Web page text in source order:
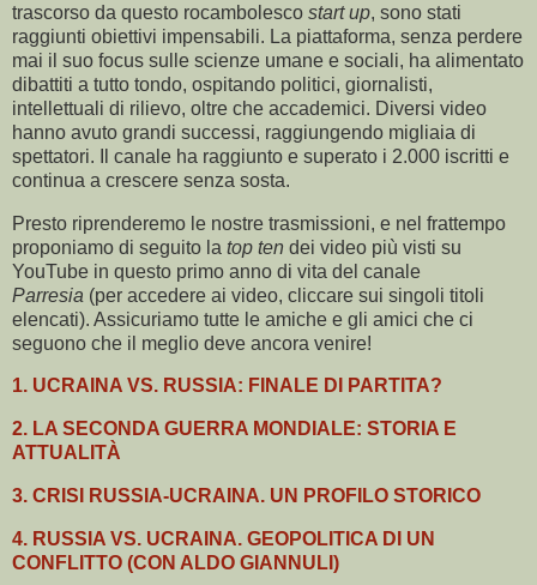
trascorso da questo rocambolesco start up, sono stati
raggiunti obiettivi impensabili. La piattaforma, senza perdere
mai il suo focus sulle scienze umane e sociali, ha alimentato
dibattiti a tutto tondo, ospitando politici, giornalisti,
intellettuali di rilievo, oltre che accademici. Diversi video
hanno avuto grandi successi, raggiungendo migliaia di
spettatori. Il canale ha raggiunto e superato i 2.000 iscritti e
continua a crescere senza sosta.
Presto riprenderemo le nostre trasmissioni, e nel frattempo
proponiamo di seguito la top ten dei video più visti su
YouTube in questo primo anno di vita del canale
Parresia (per accedere ai video, cliccare sui singoli titoli
elencati). Assicuriamo tutte le amiche e gli amici che ci
seguono che il meglio deve ancora venire!
1. UCRAINA VS. RUSSIA: FINALE DI PARTITA?
2. LA SECONDA GUERRA MONDIALE: STORIA E
ATTUALITÀ
3. CRISI RUSSIA-UCRAINA. UN PROFILO STORICO
4. RUSSIA VS. UCRAINA. GEOPOLITICA DI UN
CONFLITTO (CON ALDO GIANNULI)